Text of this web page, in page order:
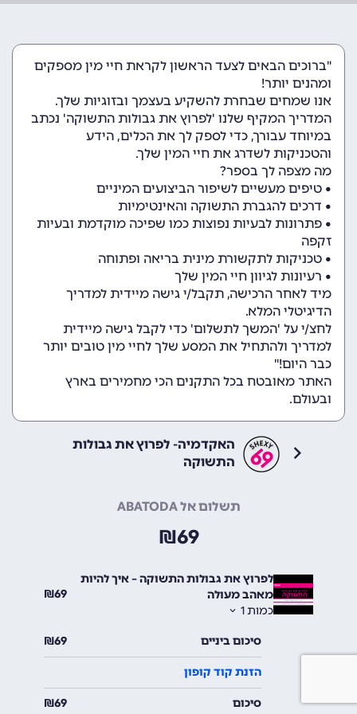
"ברוכים הבאים לצעד הראשון לקראת חיי מין מספקים
ומהנים יותר!
אנו שמחים שבחרת להשקיע בעצמך ובזוגיות שלך.
המדריך המקיף שלנו 'לפרוץ את גבולות התשוקה' נכתב
במיוחד עבורך, כדי לספק לך את הכלים, הידע
והטכניקות לשדרג את חיי המין שלך.
מה מצפה לך בספר?
• טיפים מעשיים לשיפור הביצועים המיניים
• דרכים להגברת התשוקה והאינטימיות
• פתרונות לבעיות נפוצות כמו שפיכה מוקדמת ובעיות
זקפה
• טכניקות לתקשורת מינית בריאה ופתוחה
• רעיונות לגיוון חיי המין שלך
מיד לאחר הרכישה, תקבל/י גישה מיידית למדריך
הדיגיטלי המלא.
לחצ/י על 'המשך לתשלום' כדי לקבל גישה מיידית
למדריך ולהתחיל את המסע שלך לחיי מין טובים יותר
כבר היום!"
האתר מאובטח בכל התקנים הכי מחמירים בארץ
ובעולם.
האקדמיה- לפרוץ את גבולות
התשוקה
תשלום אל ABATODA
69
₪
לפרוץ את גבולות התשוקה – איך להיות
מאהב מעולה
כמות1
69
₪
סיכום ביניים 69
₪
הזנת קוד קופון
סיכום 69
₪